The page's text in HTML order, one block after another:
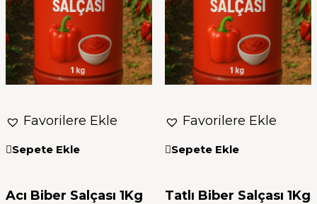
Favorilere Ekle
Sepete Ekle
Acı Biber Salçası 1Kg
Favorilere Ekle
Sepete Ekle
Tatlı Biber Salçası 1Kg